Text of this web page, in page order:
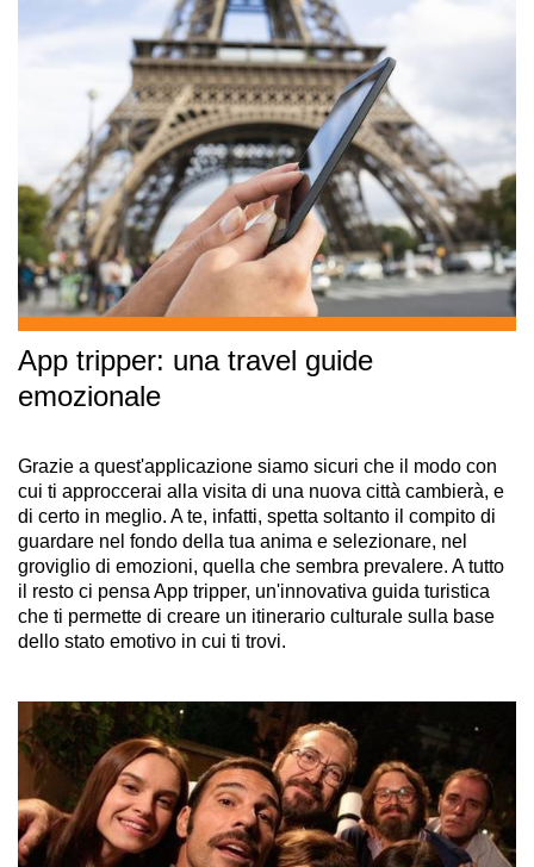
App tripper: una travel guide
emozionale
Grazie a quest'applicazione siamo sicuri che il modo con
cui ti approccerai alla visita di una nuova città cambierà, e
di certo in meglio. A te, infatti, spetta soltanto il compito di
guardare nel fondo della tua anima e selezionare, nel
groviglio di emozioni, quella che sembra prevalere. A tutto
il resto ci pensa App tripper, un'innovativa guida turistica
che ti permette di creare un itinerario culturale sulla base
dello stato emotivo in cui ti trovi.